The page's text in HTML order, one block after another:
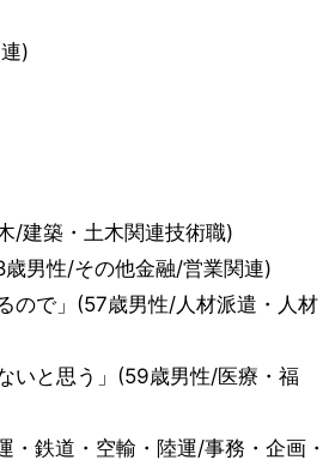
)
/建築・土木関連技術職)
男性/その他金融/営業関連)
ので」(57歳男性/人材派遣・人材
いと思う」(59歳男性/医療・福
・鉄道・空輸・陸運/事務・企画・